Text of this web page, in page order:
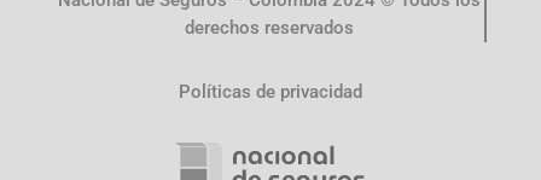
derechos reservados
Políticas de privacidad